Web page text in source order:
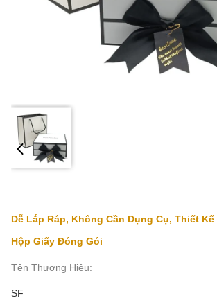
Dễ Lắp Ráp, Không Cần Dụng Cụ, Thiết
Hộp Giấy Đóng Gói
Tên Thương Hiệu:
SF